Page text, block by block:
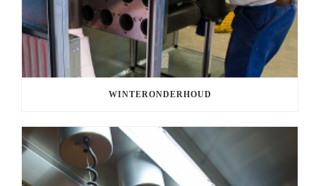
WINTERONDERHOUD